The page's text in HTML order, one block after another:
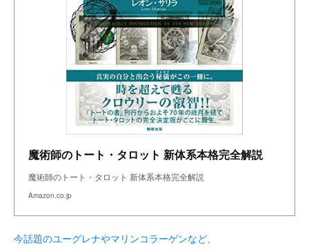
魔術師のトート・タロット 新体系本格完全解説
魔術師のトート・タロット 新体系本格完全解説
Amazon.co.jp
今話題のユーグレナやマリンコラーゲンなど、